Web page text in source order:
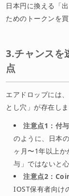
日本円に換える「
ためのトークンを
3.チャンスを
点
エアドロップには
とし穴」が存在しま
注意点1：付
のように、日本
ヶ月〜1年以上
与」ではないと
注意点2：
IOST保有者向け